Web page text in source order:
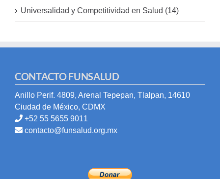
Universalidad y Competitividad en Salud (14)
CONTACTO FUNSALUD
Anillo Perif. 4809, Arenal Tepepan, Tlalpan, 14610
Ciudad de México, CDMX
+52 55 5655 9011
contacto@funsalud.org.mx